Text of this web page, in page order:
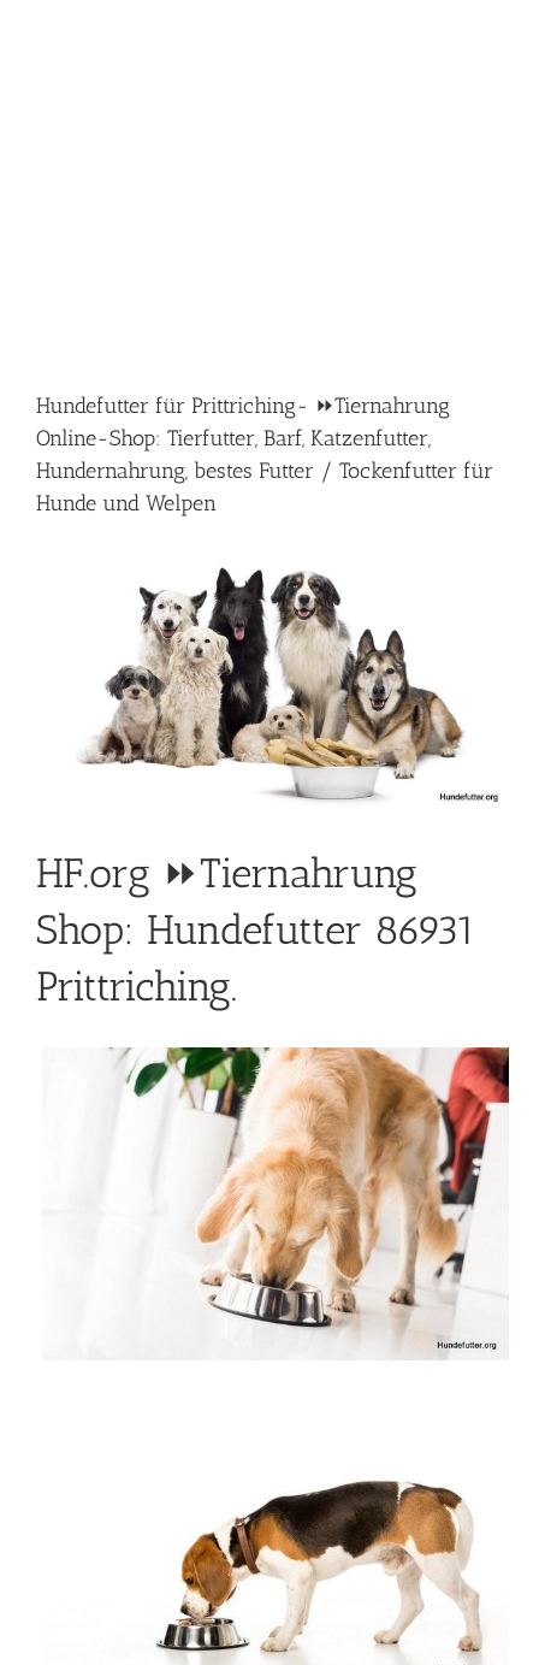
Hundefutter für Prittriching- ⏩Tiernahrung
Online-Shop: Tierfutter, Barf, Katzenfutter,
Hundernahrung, bestes Futter / Tockenfutter für
Hunde und Welpen
HF.org ⏩Tiernahrung
Shop: Hundefutter 86931
Prittriching.